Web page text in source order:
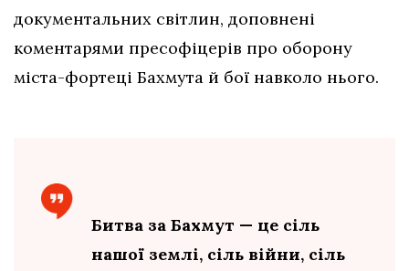
документальних світлин, доповнені
коментарями пресофіцерів про оборону
міста-фортеці Бахмута й бої навколо нього.
Битва за Бахмут — це сіль
нашої землі, сіль війни, сіль